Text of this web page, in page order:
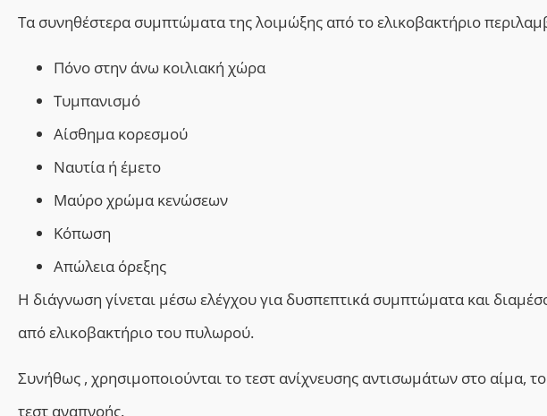
Τα συνηθέστερα συμπτώματα της λοιμώξης από το ελικοβακτήριο
Πόνο στην άνω κοιλιακή χώρα
Τυμπανισμό
Αίσθημα κορεσμού
Ναυτία ή έμετο
Μαύρο χρώμα κενώσεων
Κόπωση
Απώλεια όρεξης
Η διάγνωση γίνεται μέσω ελέγχου για δυσπεπτικά συμπτώματα και
από ελικοβακτήριο του πυλωρού.
Συνήθως , χρησιμοποιούνται το τεστ ανίχνευσης αντισωμάτων στο αίμα,
τεστ αναπνοής.